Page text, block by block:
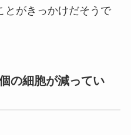
とがきっかけだそうで
の細胞が減ってい